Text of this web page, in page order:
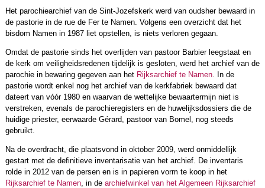
Het parochiearchief van de Sint-Jozefskerk werd van oudsher bewaard in
de pastorie in de rue de Fer te Namen. Volgens een overzicht dat het
bisdom Namen in 1987 liet opstellen, is niets verloren gegaan.
Omdat de pastorie sinds het overlijden van pastoor Barbier leegstaat en
de kerk om veiligheidsredenen tijdelijk is gesloten, werd het archief van de
parochie in bewaring gegeven aan het Rijksarchief te Namen. In de
pastorie wordt enkel nog het archief van de kerkfabriek bewaard dat
dateert van vóór 1980 en waarvan de wettelijke bewaartermijn niet is
verstreken, evenals de parochieregisters en de huwelijksdossiers die de
huidige priester, eerwaarde Gérard, pastoor van Bomel, nog steeds
gebruikt.
Na de overdracht, die plaatsvond in oktober 2009, werd onmiddellijk
gestart met de definitieve inventarisatie van het archief. De inventaris
rolde in 2012 van de persen en is in papieren vorm te koop in het
Rijksarchief te Namen, in de archiefwinkel van het Algemeen Rijksarchief